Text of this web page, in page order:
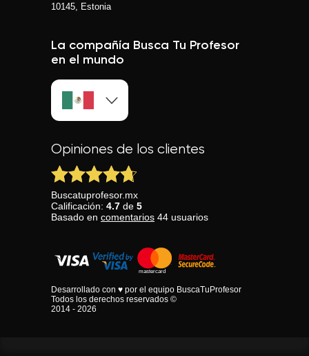
10145, Estonia
La compañía Busca Tu Profesor
en el mundo
Opiniones de los clientes
Buscatuprofesor.mx
Calificación: 4.7 de 5
Basado en comentarios 44 usuarios
Desarrollado con ♥ por el equipo BuscaTuProfesor
Todos los derechos reservados ©
2014 - 2026